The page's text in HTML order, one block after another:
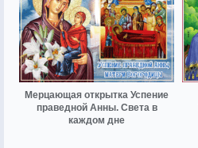
Мерцающая открытка Успение
праведной Анны. Света в
каждом дне